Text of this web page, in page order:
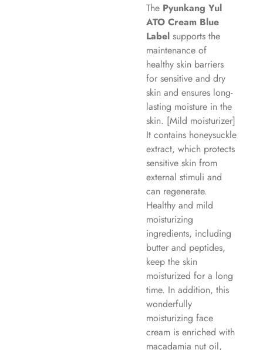
The Pyunkang Yul
ATO Cream Blue
Label supports the
maintenance of
healthy skin barriers
for sensitive and dry
skin and ensures long-
lasting moisture in the
skin. [Mild moisturizer]
It contains honeysuckle
extract, which protects
sensitive skin from
external stimuli and
can regenerate.
Healthy and mild
moisturizing
ingredients, including
butter and peptides,
keep the skin
moisturized for a long
time. In addition, this
wonderfully
moisturizing face
cream is enriched with
macadamia nut oil,